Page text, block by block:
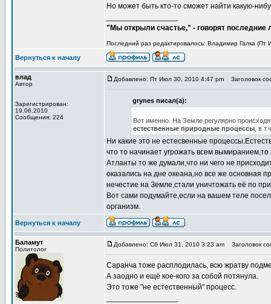
Но может быть кто-то сможет найти какую-
"Мы открыли счастье," - говорят
Последний раз редактировалось: Владимир Галка (Пт
Вернуться к началу
влад
Автор
Зарегистрирован:
19.06.2010
Сообщения: 224
Добавлено: Пт Июл 30, 2010 4:47 pm Заголовок
grynes писал(а):
Вот именно. На Земле регулярно
естественные природные процессы , в
Ни какие это не естесвенные
что то начинает угрожать всем
Атланты то же думали,что ни чего не
оказались на дне океана,но все же основная
нечестие на Земле,стали уничтожать её по
Вот сами подумайте,если на вашем теле
организм.
Вернуться к началу
Баламут
Политолог
Добавлено: Сб Июл 31, 2010 3:23 am Заголовок
Саранча тоже расплодилась, всю жратву
А заодно и ещё кое-кого за собой потянула.
Это тоже "не естественный" процесс.